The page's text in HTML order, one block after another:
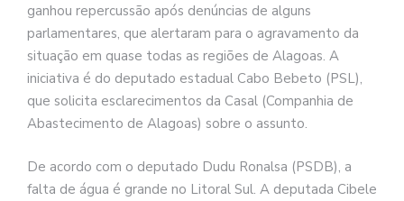
ganhou repercussão após denúncias de alguns
parlamentares, que alertaram para o agravamento da
situação em quase todas as regiões de Alagoas. A
iniciativa é do deputado estadual Cabo Bebeto (PSL),
que solicita esclarecimentos da Casal (Companhia de
Abastecimento de Alagoas) sobre o assunto.
De acordo com o deputado Dudu Ronalsa (PSDB), a
falta de água é grande no Litoral Sul. A deputada Cibele